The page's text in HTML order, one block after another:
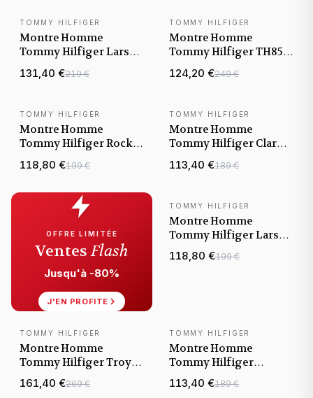
NOUVEAUTÉ
TOMMY HILFIGER
Montre Homme
Tommy Hilfiger Larson
1791916 cadran noir
bracelet acier
131,40 €219 €
NOUVEAUTÉ
TOMMY HILFIGER
Montre Homme
Tommy Hilfiger TH85
GMT 1792130 cadran
bleu bracelet tissu
124,20 €249 €
NOUVEAUTÉ
TOMMY HILFIGER
Montre Homme
Tommy Hilfiger Rocky
bracelet acier
118,80 €199 €
NOUVEAUTÉ
TOMMY HILFIGER
Montre Homme
Tommy Hilfiger Clark
bracelet acier
113,40 €189 €
OFFRE LIMITÉE
VentesFlash
Jusqu'à -80%
J'EN PROFITE
NOUVEAUTÉ
TOMMY HILFIGER
Montre Homme
Tommy Hilfiger Larson
1791919 cadran noir
bracelet acier
118,80 €199 €
NOUVEAUTÉ
TOMMY HILFIGER
Montre Homme
Tommy Hilfiger Troy
1792109 cadran noir
bracelet acier
161,40 €269 €
NOUVEAUTÉ
TOMMY HILFIGER
Montre Homme
Tommy Hilfiger
Morgan 1710689 cadran
gris bracelet acier
113,40 €189 €